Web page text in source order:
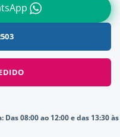
Das 08:00 ao 12:00 e das 13:30 às